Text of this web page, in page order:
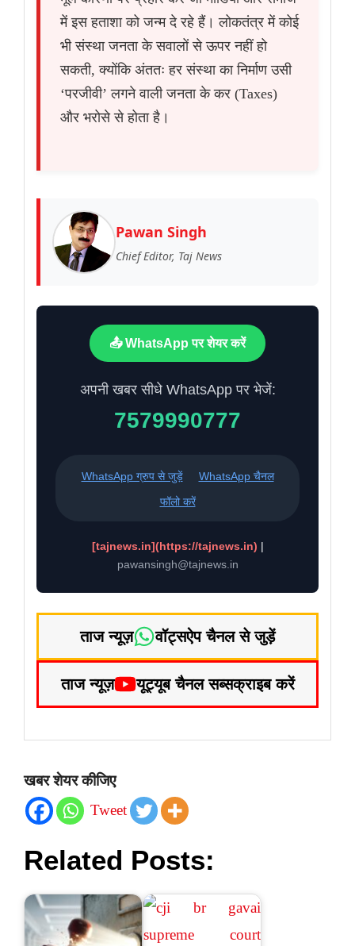
में इस हताशा को जन्म दे रहे हैं। लोकतंत्र में कोई
भी संस्था जनता के सवालों से ऊपर नहीं हो
सकती, क्योंकि अंततः हर संस्था का निर्माण उसी
‘परजीवी’ लगने वाली जनता के कर (Taxes)
और भरोसे से होता है।
Pawan Singh
Chief Editor, Taj News
📤 WhatsApp पर शेयर करें
अपनी खबर सीधे WhatsApp पर भेजें:
7579990777
WhatsApp ग्रुप से जुड़ें
WhatsApp चैनल
फॉलो करें
[tajnews.in](https://tajnews.in) |
pawansingh@tajnews.in
ताज न्यूज़ वॉट्सऐप चैनल से जुड़ें
ताज न्यूज़ यूट्यूब चैनल सब्सक्राइब करें
खबर शेयर कीजिए
Tweet
Related Posts: